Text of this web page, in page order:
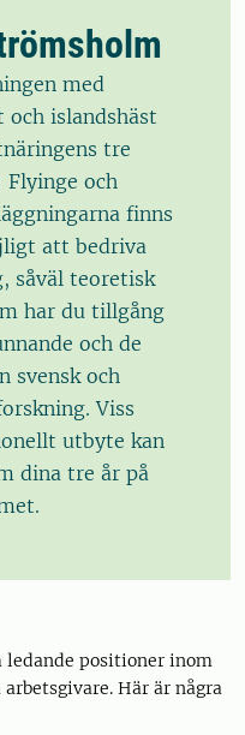
med
islandshäst
tre
och
finns
att bedriva
såväl teoretisk
har du tillgång
och de
svensk och
Viss
utbyte kan
dina tre år på
ledande positioner inom
Här är några